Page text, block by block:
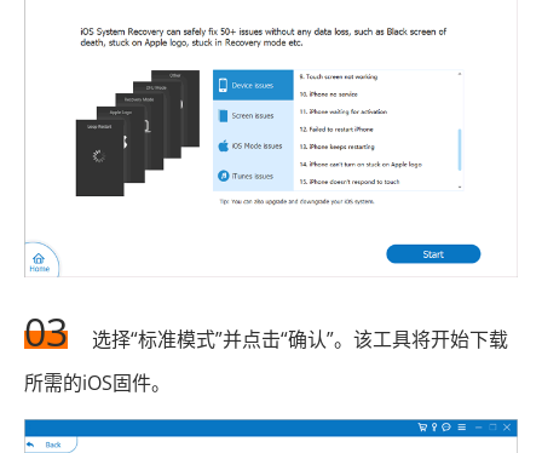
03
选择“标准模式”并点击“确认”。该工具将开始下载
所需的iOS固件。